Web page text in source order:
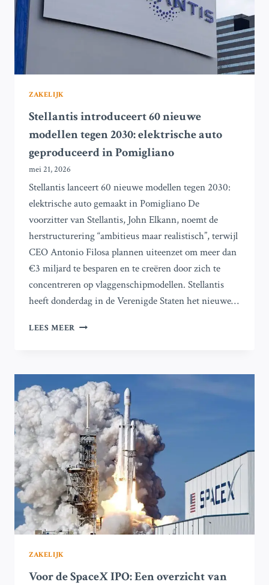
ZAKELIJK
Stellantis introduceert 60 nieuwe
modellen tegen 2030: elektrische auto
geproduceerd in Pomigliano
mei 21, 2026
Stellantis lanceert 60 nieuwe modellen tegen 2030:
elektrische auto gemaakt in Pomigliano De
voorzitter van Stellantis, John Elkann, noemt de
herstructurering “ambitieus maar realistisch”, terwijl
CEO Antonio Filosa plannen uiteenzet om meer dan
€3 miljard te besparen en te creëren door zich te
concentreren op vlaggenschipmodellen. Stellantis
heeft donderdag in de Verenigde Staten het nieuwe…
LEES MEER STELLANTIS
MODELLEN
TEGEN
2030:
ELEKTRISCHE
AUTO
GEPRODUCEERD
IN
POMIGLIANO
ZAKELIJK
Voor de SpaceX IPO: Een overzicht van